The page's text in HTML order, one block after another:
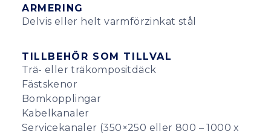
ARMERING
Delvis eller helt varmförzinkat stål
TILLBEHÖR SOM TILLVAL
Trä- eller träkompositdäck
Fästskenor
Bomkopplingar
Kabelkanaler
Servicekanaler (350×250 eller 800 – 1000 x